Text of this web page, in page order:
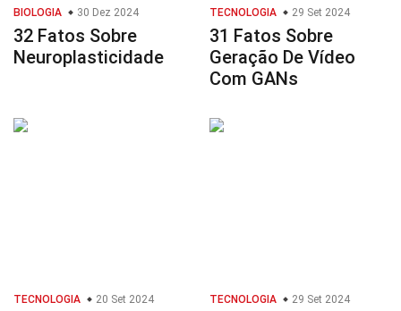
BIOLOGIA 30 Dez 2024
32 Fatos Sobre
Neuroplasticidade
TECNOLOGIA 29 Set 2024
31 Fatos Sobre
Geração De Vídeo
Com GANs
TECNOLOGIA 20 Set 2024 TECNOLOGIA 29 Set 2024